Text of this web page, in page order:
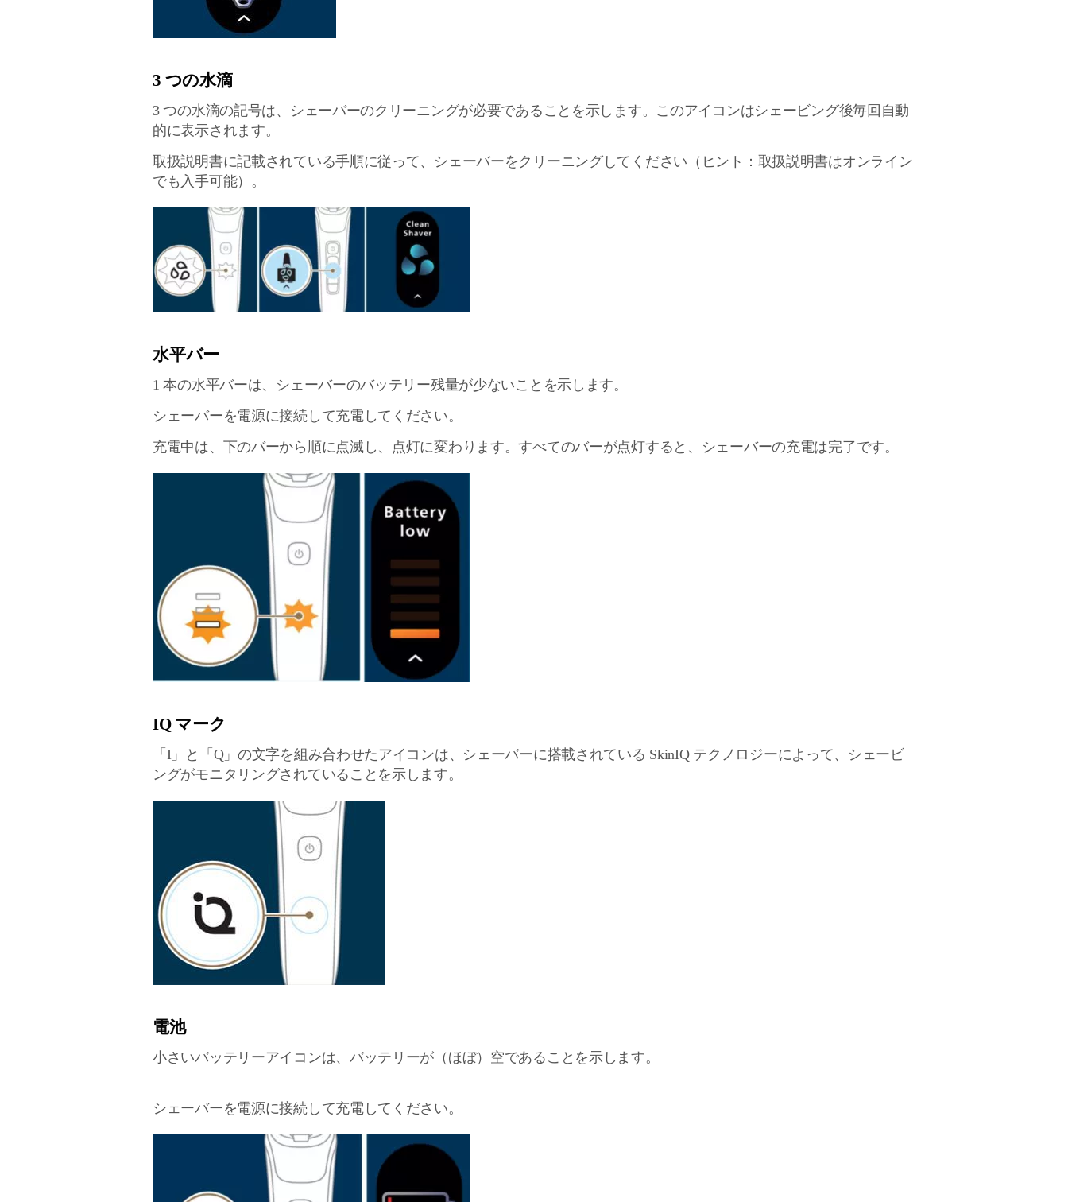
3 つの水滴
3 つの水滴の記号は、シェーバーのクリーニングが必要であることを示します。このアイコンはシェービング後毎回自動
的に表示されます。
取扱説明書に記載されている手順に従って、シェーバーをクリーニングしてください（ヒント：取扱説明書はオンライン
でも入手可能）。
水平バー
1 本の水平バーは、シェーバーのバッテリー残量が少ないことを示します。
シェーバーを電源に接続して充電してください。
充電中は、下のバーから順に点滅し、点灯に変わります。すべてのバーが点灯すると、シェーバーの充電は完了です。
IQ マーク
「I」と「Q」の文字を組み合わせたアイコンは、シェーバーに搭載されている SkinIQ テクノロジーによって、シェービ
ングがモニタリングされていることを示します。
電池
小さいバッテリーアイコンは、バッテリーが（ほぼ）空であることを示します。
シェーバーを電源に接続して充電してください。